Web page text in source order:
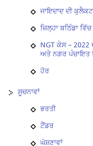
ਜਾਇਦਾਦ ਦੀ
ਜ਼ਿਲ੍ਹਾ ਬਠਿੰਡਾ
NGT ਕੇਸ – 2022
ਅਤੇ ਨਗਰ ਪੰਚਾਇਤ
ਹੋਰ
ਸੂਚਨਾਵਾਂ
ਭਰਤੀ
ਟੈਂਡਰ
ਘੋਸ਼ਣਾਵਾਂ